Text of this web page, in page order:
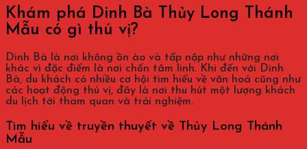
Khám phá Dinh Bà Thủy Long Thánh
Mẫu có gì thú vị?
Dinh Bà là nơi không ồn ào và tấp nập như những nơi
khác vì đặc điểm là nơi chốn tâm linh. Khi đến với Dinh
Bà, du khách có nhiều cơ hội tìm hiểu về văn hoá cũng như
các hoạt động thú vị, đây là nơi thu hút một lượng khách
du lịch tới tham quan và trải nghiệm.
Tìm hiểu về truyền thuyết về Thủy Long Thánh
Mẫu